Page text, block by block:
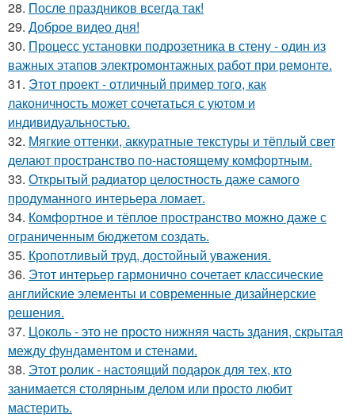
28. После праздников всегда так!
29. Доброе видео дня!
30. Процесс установки подрозетника в стену - один из
важных этапов электромонтажных работ при ремонте.
31. Этот проект - отличный пример того, как
лаконичность может сочетаться с уютом и
индивидуальностью.
32. Мягкие оттенки, аккуратные текстуры и тёплый свет
делают пространство по-настоящему комфортным.
33. Открытый радиатор целостность даже самого
продуманного интерьера ломает.
34. Комфортное и тёплое пространство можно даже с
ограниченным бюджетом создать.
35. Кропотливый труд, достойный уважения.
36. Этот интерьер гармонично сочетает классические
английские элементы и современные дизайнерские
решения.
37. Цоколь - это не просто нижняя часть здания, скрытая
между фундаментом и стенами.
38. Этот ролик - настоящий подарок для тех, кто
занимается столярным делом или просто любит
мастерить.